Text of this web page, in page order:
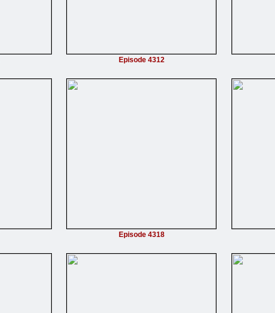
Episode 4312
Episode 4318